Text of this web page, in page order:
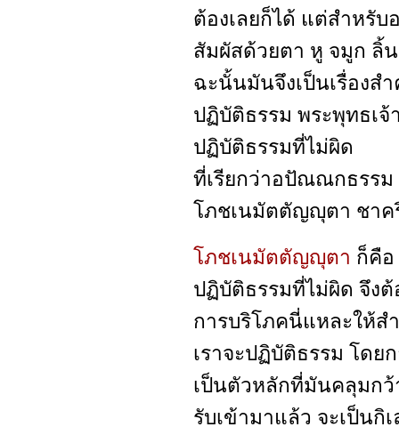
ต้องเลยก็ได้ แต่สำหรับ
สัมผัสด้วยตา หู จมูก ลิ้น
ฉะนั้นมันจึงเป็นเรื่องส
ปฏิบัติธรรม พระพุทธเ
ปฏิบัติธรรมที่ไม่ผิด
ที่เรียกว่าอปัณณกธรร
โภชเนมัตตัญญุตา ชาค
โภชเนมัตตัญญุตา ก็คือ
ปฏิบัติธรรมที่ไม่ผิด จึงต้
การบริโภคนี่แหละให้ส
เราจะปฏิบัติธรรม โดย
เป็นตัวหลักที่มันคลุมกว้
รับเข้ามาแล้ว จะเป็น